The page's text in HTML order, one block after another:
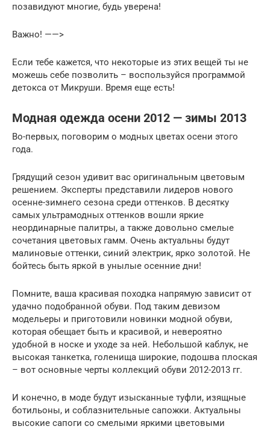
позавидуют многие, будь уверена!
Важно! ——>
Если тебе кажется, что некоторые из этих вещей ты не
можешь себе позволить – воспользуйся программой
детокса от Микруши. Время еще есть!
Модная одежда осени 2012 — зимы 2013
Во-первых, поговорим о модных цветах осени этого
года.
Грядущий сезон удивит вас оригинальным цветовым
решением. Эксперты представили лидеров нового
осенне-зимнего сезона среди оттенков. В десятку
самых ультрамодных оттенков вошли яркие
неординарные палитры, а также довольно смелые
сочетания цветовых гамм. Очень актуальны будут
малиновые оттенки, синий электрик, ярко золотой. Не
бойтесь быть яркой в унылые осенние дни!
Помните, ваша красивая походка напрямую зависит от
удачно подобранной обуви. Под таким девизом
модельеры и приготовили новинки модной обуви,
которая обещает быть и красивой, и невероятно
удобной в носке и уходе за ней. Небольшой каблук, не
высокая танкетка, голенища широкие, подошва плоская
– вот основные черты коллекций обуви 2012-2013 гг.
И конечно, в моде будут изысканные туфли, изящные
ботильоны, и соблазнительные сапожки. Актуальны
высокие сапоги со смелыми яркими цветовыми